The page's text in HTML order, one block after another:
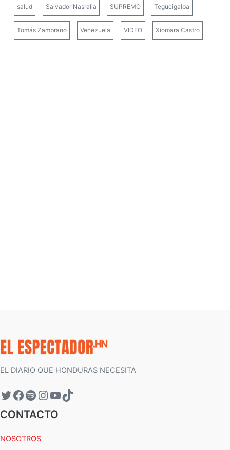
salud Salvador Nasralla SUPREMO Tegucigalpa
Tomás Zambrano Venezuela VIDEO Xiomara Castro
EL DIARIO QUE HONDURAS NECESITA
CONTACTO
NOSOTROS